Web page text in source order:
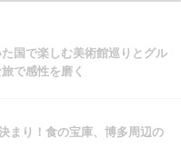
た国で楽しむ美術館巡りとグル
で感性を磨く
まり！食の宝庫、博多周辺の